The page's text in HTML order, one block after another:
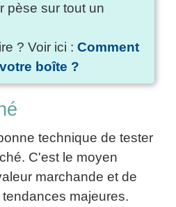
pèse sur tout un
? Voir ici :Comment
boîte ?
technique de tester
C'est le moyen
marchande et de
majeures.